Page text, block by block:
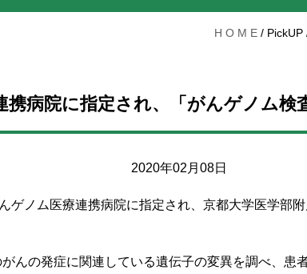
H O M E / PickUP
携病院に指定され、「がんゲノム検
2020年02月08日
ゲノム医療連携病院に指定され、京都大学医学部
んの発症に関連している遺伝子の変異を調べ、患